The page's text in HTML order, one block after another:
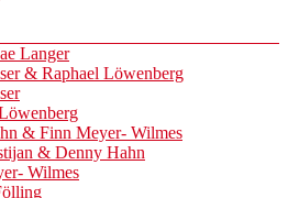
Langer
& Raphael Löwenberg
& Finn Meyer- Wilmes
& Denny Hahn
Wilmes